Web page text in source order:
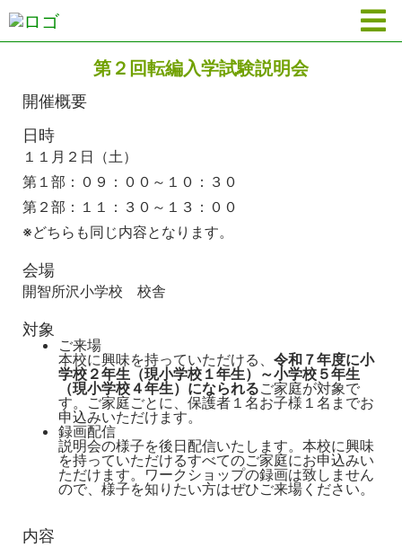
第２回転編入学試験説明会
開催概要
日時
１１月２日（土）
第１部：０９：００～１０：３０
第２部：１１：３０～１３：００
※どちらも同じ内容となります。
会場
開智所沢小学校 校舎
対象
ご来場
本校に興味を持っていただける、 令和７年度に小
学校２年生（現小学校１年生）～小学校５年生
（現小学校４年生）になられるご家庭が対象で
す。ご家庭ごとに、保護者１名お子様１名までお
申込みいただけます。
録画配信
説明会の様子を後日配信いたします。本校に興味
を持っていただけるすべてのご家庭にお申込みい
ただけます。ワークショップの録画は致しません
ので、様子を知りたい方はぜひご来場ください。
内容